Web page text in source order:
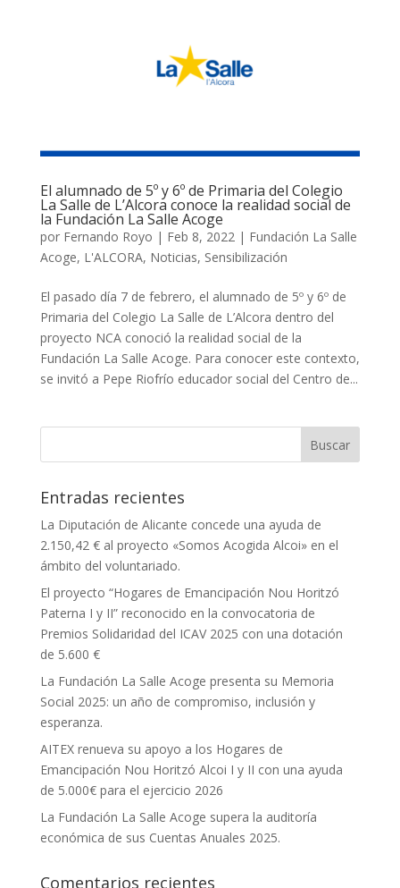
El alumnado de 5º y 6º de Primaria del Colegio
La Salle de L’Alcora conoce la realidad social de
la Fundación La Salle Acoge
por Fernando Royo | Feb 8, 2022 | Fundación La Salle
Acoge, L'ALCORA, Noticias, Sensibilización
El pasado día 7 de febrero, el alumnado de 5º y 6º de
Primaria del Colegio La Salle de L’Alcora dentro del
proyecto NCA conoció la realidad social de la
Fundación La Salle Acoge. Para conocer este contexto,
se invitó a Pepe Riofrío educador social del Centro de...
Entradas recientes
La Diputación de Alicante concede una ayuda de
2.150,42 € al proyecto «Somos Acogida Alcoi» en el
ámbito del voluntariado.
El proyecto “Hogares de Emancipación Nou Horitzó
Paterna I y II” reconocido en la convocatoria de
Premios Solidaridad del ICAV 2025 con una dotación
de 5.600 €
La Fundación La Salle Acoge presenta su Memoria
Social 2025: un año de compromiso, inclusión y
esperanza.
AITEX renueva su apoyo a los Hogares de
Emancipación Nou Horitzó Alcoi I y II con una ayuda
de 5.000€ para el ejercicio 2026
La Fundación La Salle Acoge supera la auditoría
económica de sus Cuentas Anuales 2025.
Comentarios recientes